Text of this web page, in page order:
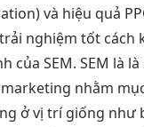
và hiệu quả
trải nghiệm tốt cách
của SEM. SEM là
nhằm
ở vị trí giống như